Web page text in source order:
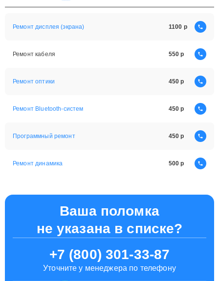
Ремонт дисплея (экрана) 1100
Ремонт кабеля 550
Ремонт оптики 450
Ремонт Bluetooth-систем 450
Программный ремонт 450
Ремонт динамика 500
Ваша поломка
не указана в списке?
+7 (800) 301-33-87
Уточните у менеджера по телефону